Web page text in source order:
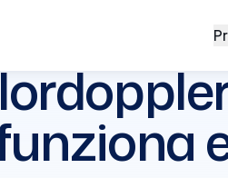
Ecocolordoppler cardiaco: cosa